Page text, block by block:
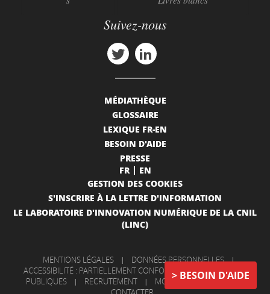
BESOIN D'AIDE
Suivez-nous
MÉDIATHÈQUE
GLOSSAIRE
LEXIQUE FR-EN
BESOIN D'AIDE
PRESSE
FR
EN
GESTION DES COOKIES
S'INSCRIRE À LA LETTRE D'INFORMATION
LE LABORATOIRE D'INNOVATION NUMÉRIQUE DE LA CNIL
(LINC)
MENTIONS LÉGALES | DONNÉES PERSONNELLES |
ACCESSIBILITÉ : PARTIELLEMENT CONFORME
|
INFORMATIONS
PUBLIQUES
| RECRUTEMENT | MON COMPTE |
NOUS